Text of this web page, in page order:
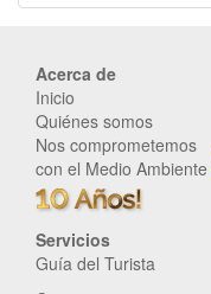
Acerca de
Inicio
Quiénes somos
Nos comprometemos
con el Medio Ambiente
Servicios
Guía del Turista